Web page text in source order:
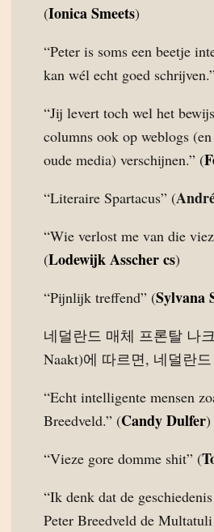
(Ionica Smeets)
“Peter is soms een beetje
kan wél echt goed
“Jij levert toch wel het
columns ook op weblogs
oude media) verschijnen.” (
“Literaire Spartacus” (
“Wie verlost me van die
(Lodewijk Asscher cs)
“Pijnlijk treffend” (Sylvana
네덜란드 매체 프론탈 나
Naakt)에 따르면, 네덜란
“Echt intelligente mensen
Breedveld.” (Candy Dulfer)
“Vieze gore domme shit” (
“Ik denk dat de
Peter Breedveld de